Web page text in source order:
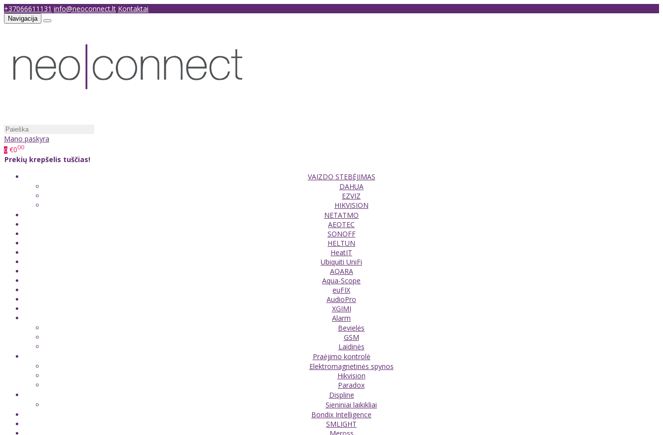
+37066611131 info@neoconnect.lt Kontaktai
Navigacija
Mano paskyra
0 €000
Prekių krepšelis tuščias!
VAIZDO STEBĖJIMAS
DAHUA
EZVIZ
HIKVISION
NETATMO
AEOTEC
SONOFF
HELTUN
HeatIT
Ubiquiti UniFi
AQARA
Aqua-Scope
euFIX
AudioPro
XGIMI
Alarm
Bevielės
GSM
Laidinės
Praėjimo kontrolė
Elektromagnetinės spynos
Hikvision
Paradox
Displine
Sieniniai laikikliai
Bondix Intelligence
SMLIGHT
Meross